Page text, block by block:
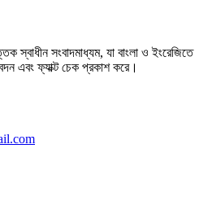
স্বাধীন সংবাদমাধ্যম, যা বাংলা ও ইংরেজিতে
এবং ফ্যাক্ট চেক প্রকাশ করে।